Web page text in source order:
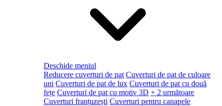
Deschide meniul
Reducere cuverturi de pat Cuverturi de pat de culoare
uni Cuverturi de pat de lux Cuverturi de pat cu două
fețe Cuverturi de pat cu motiv 3D + 2 următoare
Cuverturi franțuzești Cuverturi pentru canapele